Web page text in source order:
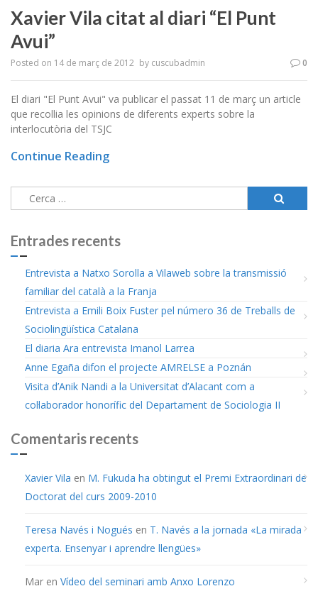
Xavier Vila citat al diari “El Punt
Avui”
Posted on 14 de març de 2012 by cuscubadmin 0
El diari "El Punt Avui" va publicar el passat 11 de març un article
que recollia les opinions de diferents experts sobre la
interlocutòria del TSJC
Continue Reading
Cerca:
Entrades recents
Entrevista a Natxo Sorolla a Vilaweb sobre la transmissió
familiar del català a la Franja
Entrevista a Emili Boix Fuster pel número 36 de Treballs de
Sociolingüística Catalana
El diaria Ara entrevista Imanol Larrea
Anne Egaña difon el projecte AMRELSE a Poznán
Visita d’Anik Nandi a la Universitat d’Alacant com a
col·laborador honorífic del Departament de Sociologia II
Comentaris recents
Xavier Vila en M. Fukuda ha obtingut el Premi Extraordinari de
Doctorat del curs 2009-2010
Teresa Navés i Nogués en T. Navés a la jornada «La mirada
experta. Ensenyar i aprendre llengües»
Mar en Vídeo del seminari amb Anxo Lorenzo